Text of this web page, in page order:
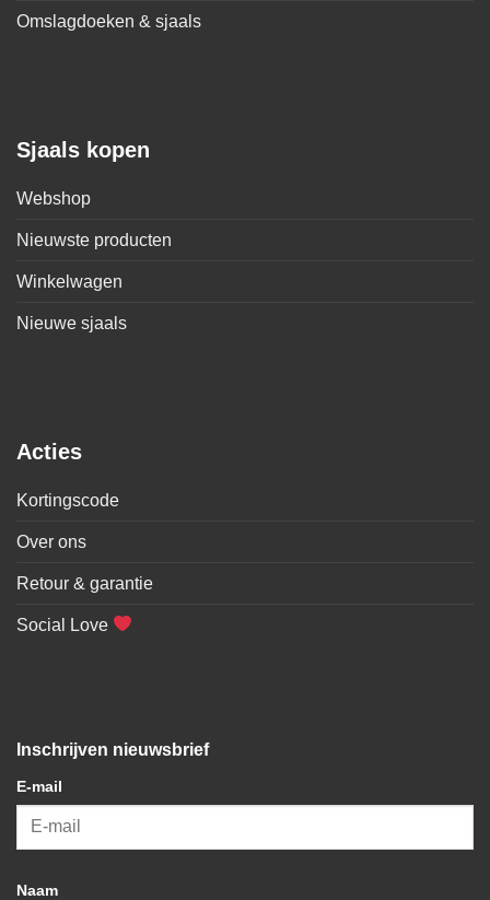
Omslagdoeken & sjaals
Sjaals kopen
Webshop
Nieuwste producten
Winkelwagen
Nieuwe sjaals
Acties
Kortingscode
Over ons
Retour & garantie
Social Love
Inschrijven nieuwsbrief
E-mail
Naam